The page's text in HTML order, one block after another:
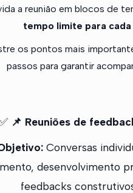
a reunião em blocos de
tempo limite para
os pontos mais
passos para garantir
📌 Reuniões de
Conversas
desenvolvimento
feedbacks